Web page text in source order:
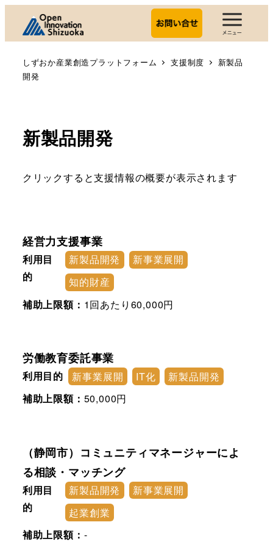
しずおか産業創造プラットフォーム 支援制度
新製品
開発
新製品開発
クリックすると支援情報の概要が表示されます
経営力支援事業
利用目
的
新製品開発
新事業展開
知的財産
補助上限額： 1回あたり60,000円
労働教育委託事業
利用目的 新事業展開 IT化
新製品開発
補助上限額： 50,000円
（静岡市）コミュニティマネージャーによ
る相談・マッチング
利用目
的
新製品開発
新事業展開
起業創業
補助上限額： -